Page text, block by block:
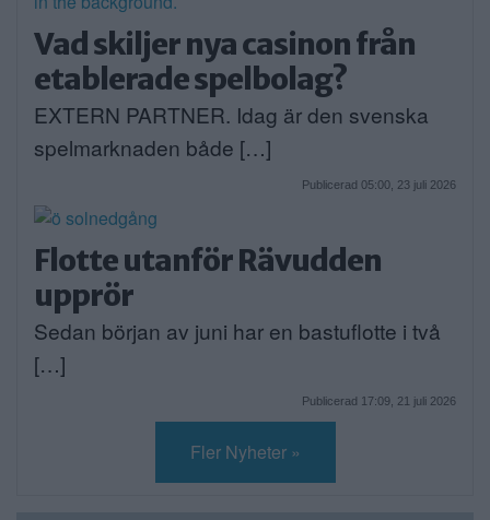
Vad skiljer nya casinon från
etablerade spelbolag?
EXTERN PARTNER. Idag är den svenska
spelmarknaden både […]
Publicerad 05:00, 23 juli 2026
Flotte utanför Rävudden
upprör
Sedan början av juni har en bastuflotte i två
[…]
Publicerad 17:09, 21 juli 2026
Fler Nyheter »